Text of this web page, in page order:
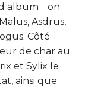
album : on
Asdrus,
Côté
de char au
et Sylix le
ainsi que